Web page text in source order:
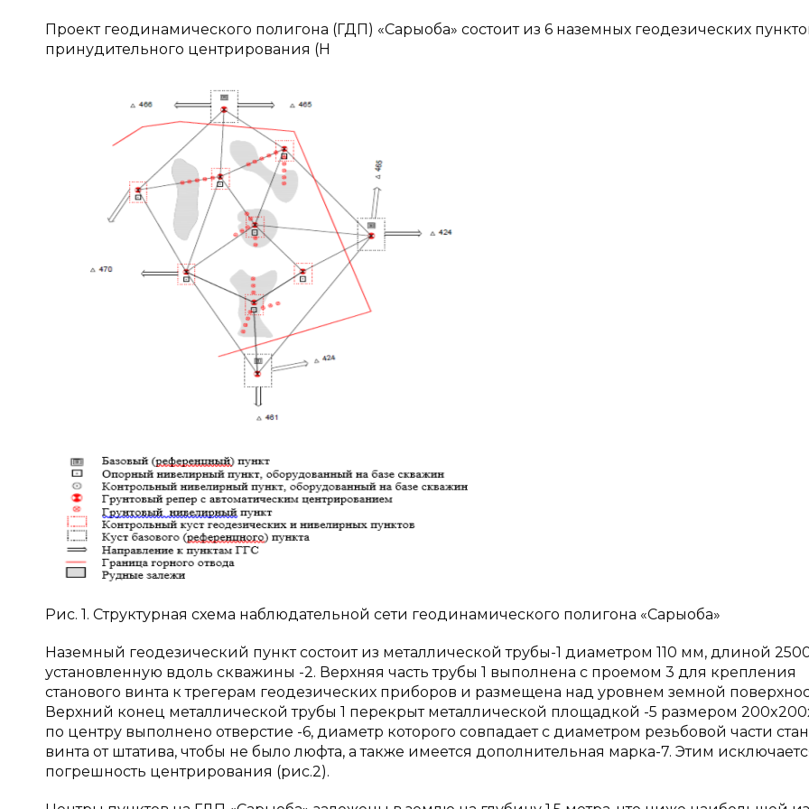
Проект геодинамического полигона (ГДП) «Сарыоба» состоит из 6 наземных геодезических
принудительного центрирования (Н
Рис. 1. Структурная схема наблюдательной сети геодинамического полигона «Сарыоба»
Наземный геодезический пункт состоит из металлической трубы-1 диаметром 110 мм, длиной
установленную вдоль скважины -2. Верхняя часть трубы 1 выполнена с проемом 3 для крепления
станового винта к трегерам геодезических приборов и размещена над уровнем земной
Верхний конец металлической трубы 1 перекрыт металлической площадкой -5 размером
по центру выполнено отверстие -6, диаметр которого совпадает с диаметром резьбовой части
винта от штатива, чтобы не было люфта, а также имеется дополнительная марка-7. Этим
погрешность центрирования (рис.2).